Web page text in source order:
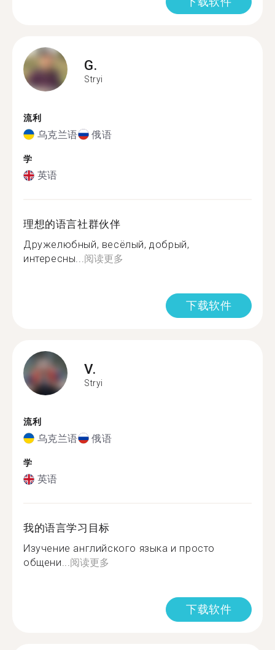
G.
Stryi
流利
乌克兰语 俄语
学
英语
理想的语言社群伙伴
Дружелюбный, весёлый, добрый,
интересны...阅读更多
下载软件
V.
Stryi
流利
乌克兰语 俄语
学
英语
我的语言学习目标
Изучение английского языка и просто
общени...阅读更多
下载软件